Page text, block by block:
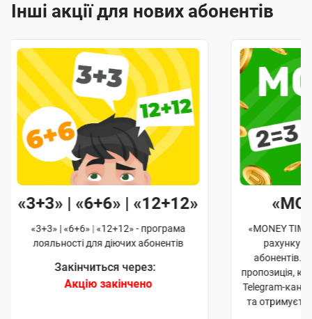
Інші акції для нових абонентів
«3+3» | «6+6» | «12+12»
«3+3» | «6+6» | «12+12» - програма
лояльності для діючих абонентів
Закінчиться через:
Акцію закінчено
«MONEY
рахунку
абонентів.
пропозиція,
Telegram-
та